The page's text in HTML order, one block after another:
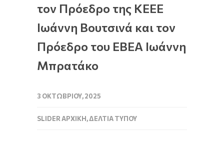
τον Πρόεδρο της ΚΕΕΕ
Ιωάννη Βουτσινά και τον
Πρόεδρο του ΕΒΕΑ Ιωάννη
Μπρατάκο
3 ΟΚΤΩΒΡΊΟΥ, 2025
SLIDER ΑΡΧΙΚΉ,ΔΕΛΤΊΑ ΤΎΠΟΥ